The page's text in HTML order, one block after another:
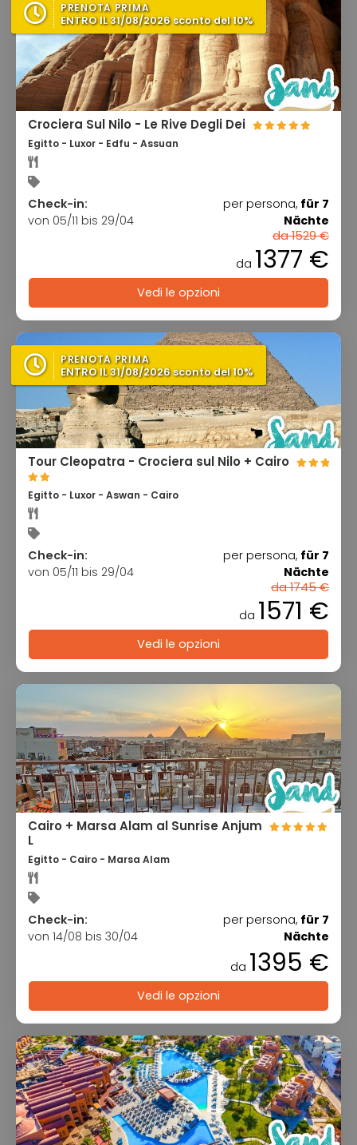
PRENOTA PRIMA
ENTRO IL 31/08/2026 sconto del 10%
Crociera Sul Nilo - Le Rive Degli Dei
Egitto - Luxor - Edfu - Assuan
Check-in:
von 05/11 bis 29/04
per persona, für 7
Nächte
da 1529 €
da 1377 €
Vedi le opzioni
PRENOTA PRIMA
ENTRO IL 31/08/2026 sconto del 10%
Tour Cleopatra - Crociera sul Nilo + Cairo
Egitto - Luxor - Aswan - Cairo
Check-in:
von 05/11 bis 29/04
per persona, für 7
Nächte
da 1745 €
da 1571 €
Vedi le opzioni
Cairo + Marsa Alam al Sunrise Anjum
L
Egitto - Cairo - Marsa Alam
Check-in:
von 14/08 bis 30/04
per persona, für 7
Nächte
da 1395 €
Vedi le opzioni